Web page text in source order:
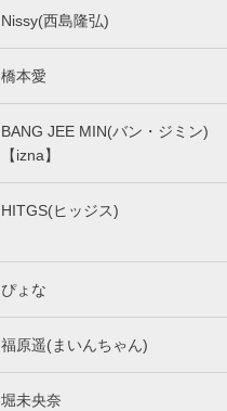
Nissy(西島隆弘)
橋本愛
BANG JEE MIN(バン・ジミン)
【izna】
HITGS(ヒッジス)
ぴょな
福原遥(まいんちゃん)
堀未央奈